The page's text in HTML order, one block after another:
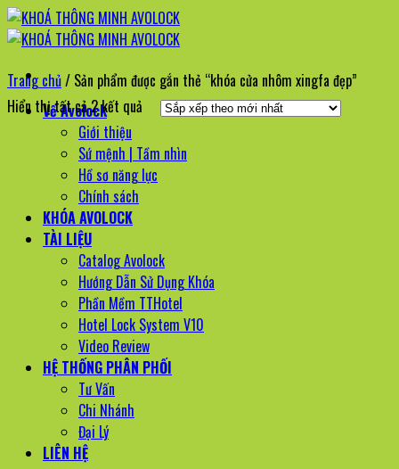
Bỏ
qua
dung
Về Avolock
Giới thiệu
Sứ mệnh | Tầm nhìn
Hồ sơ năng lực
Chính sách
KHÓA AVOLOCK
TÀI LIỆU
Catalog Avolock
Hướng Dẫn Sử Dụng Khóa
Phần Mềm TTHotel
Hotel Lock System V10
Video Review
HỆ THỐNG PHÂN PHỐI
Tư Vấn
Chi Nhánh
Đại Lý
LIÊN HỆ
Trang chủ/ Sản phẩm được gắn thẻ “khóa cửa nhôm xingfa đẹp”
Hiển thị tất cả 2 kết quả
xếp
theo
mới